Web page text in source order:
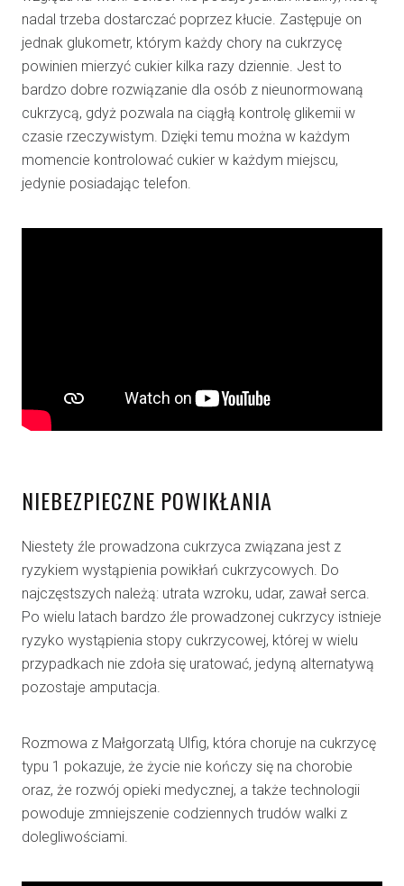
nadal trzeba dostarczać poprzez kłucie. Zastępuje on
jednak glukometr, którym każdy chory na cukrzycę
powinien mierzyć cukier kilka razy dziennie. Jest to
bardzo dobre rozwiązanie dla osób z nieunormowaną
cukrzycą, gdyż pozwala na ciągłą kontrolę glikemii w
czasie rzeczywistym. Dzięki temu można w każdym
momencie kontrolować cukier w każdym miejscu,
jedynie posiadając telefon.
NIEBEZPIECZNE POWIKŁANIA
Niestety źle prowadzona cukrzyca związana jest z
ryzykiem wystąpienia powikłań cukrzycowych. Do
najczęstszych należą: utrata wzroku, udar, zawał serca.
Po wielu latach bardzo źle prowadzonej cukrzycy istnieje
ryzyko wystąpienia stopy cukrzycowej, której w wielu
przypadkach nie zdoła się uratować, jedyną alternatywą
pozostaje amputacja.
Rozmowa z Małgorzatą Ulfig, która choruje na cukrzycę
typu 1 pokazuje, że życie nie kończy się na chorobie
oraz, że rozwój opieki medycznej, a także technologii
powoduje zmniejszenie codziennych trudów walki z
dolegliwościami.